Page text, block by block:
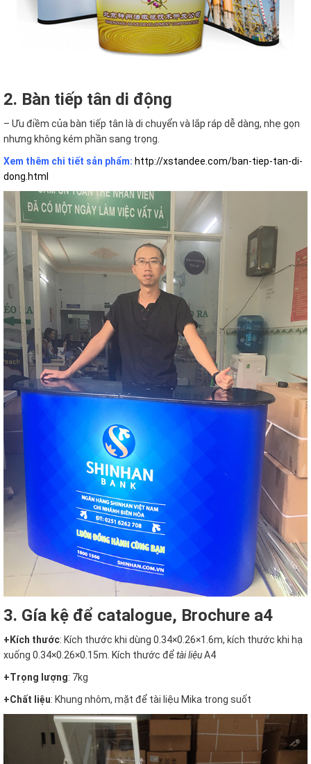
2. Bàn tiếp tân di động
– Ưu điềm của bàn tiếp tân là di chuyển và lắp ráp dễ dàng, nhẹ gọn
nhưng không kém phần sang trọng.
Xem thêm chi tiết sản phẩm: http://xstandee.com/ban-tiep-tan-di-
dong.html
3. Gía kệ để catalogue, Brochure a4
+Kích thước: Kích thước khi dùng 0.34×0.26×1.6m, kích thước khi hạ
xuống 0.34×0.26×0.15m. Kích thước đểtài liệuA4
+Trọng lượng: 7kg
+Chất liệu: Khung nhôm, mặt để tài liệu Mika trong suốt